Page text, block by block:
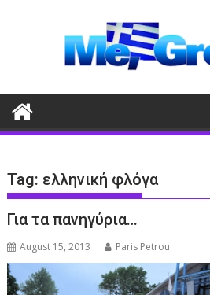
Tag: ελληνική φλόγα
Για τα πανηγύρια…
August 15, 2013 Paris Petrou